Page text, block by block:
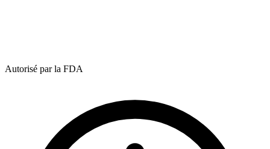
Autorisé par la FDA